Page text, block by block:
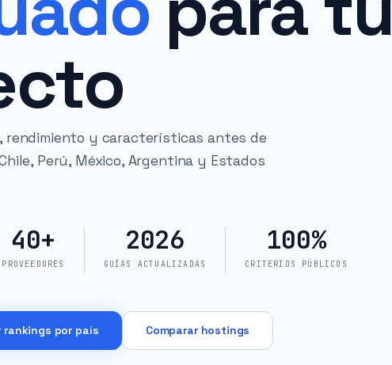
rendimiento y características antes de
Perú, México, Argentina y Estados
40+
PROVEEDORES
2026
GUÍAS ACTUALIZADAS
100%
CRITERIOS PÚBLICOS
rankings por país Comparar hostings